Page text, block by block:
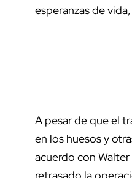
esperanzas de
A pesar de que el
en los huesos y
acuerdo con